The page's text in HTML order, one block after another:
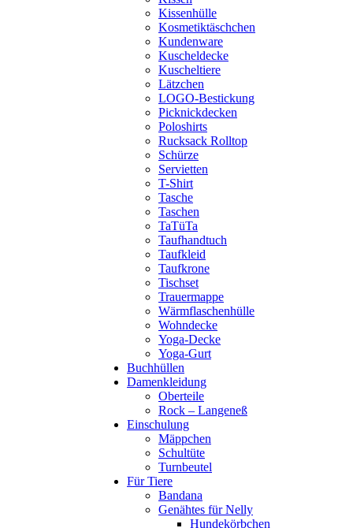
Kissenhülle
Kosmetiktäschchen
Kundenware
Kuscheldecke
Kuscheltiere
Lätzchen
LOGO-Bestickung
Picknickdecken
Poloshirts
Rucksack Rolltop
Schürze
Servietten
T-Shirt
Tasche
Taschen
TaTüTa
Taufhandtuch
Taufkleid
Taufkrone
Tischset
Trauermappe
Wärmflaschenhülle
Wohndecke
Yoga-Decke
Yoga-Gurt
Buchhüllen
Damenkleidung
Oberteile
Rock – Langeneß
Einschulung
Mäppchen
Schultüte
Turnbeutel
Für Tiere
Bandana
Genähtes für Nelly
Hundekörbchen